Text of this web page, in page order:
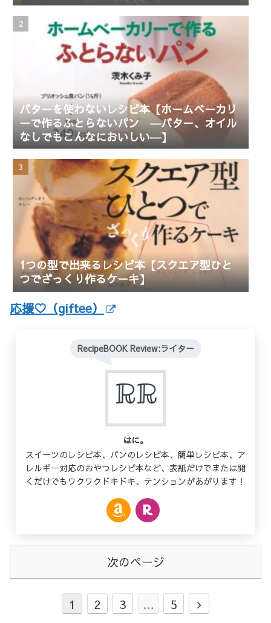
バターを使わないレシピ本【ホームベーカリ
ーで作るふとらないパン ―バター、オイル
なしでもこんなにおいしい―】
1つの型で出来るレシピ本【スクエア型ひと
つでざっくり作るケーキ】
応援♡（giftee）
RecipeBOOK Review:ライター
はに。
スイーツのレシピ本、パンのレシピ本、簡単レシピ本、ア
レルギー対応のおやつレシピ本など、表紙だけでまたは開
くだけでもワクワクドキドキ、テンションがあがります！
次のページ
1 2 3 … 5